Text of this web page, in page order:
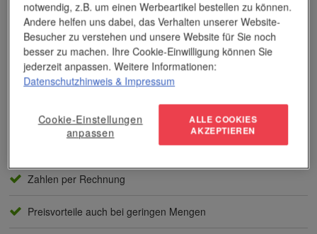
Das Unternehmen verfügt über jahrzehntelange Erfahrung im
Bereich der Werbemittelveredelung und im Werbeartikel-Markt.
Dieses Wissen kommt unseren Kunden tagtäglich zugute,
insbesondere wenn es um professionellenWerbedruck und
andere Veredelungsverfahren geht.
Zahlen per Rechnung
Preisvorteile auch bei geringen Mengen
notwendig, z.B. um einen Werbeartikel bestellen zu können.
Andere helfen uns dabei, das Verhalten unserer Website-
Besucher zu verstehen und unsere Website für Sie noch
besser zu machen. Ihre Cookie-Einwilligung können Sie
jederzeit anpassen. Weitere Informationen:
Datenschutzhinweis & Impressum
Cookie-Einstellungen
anpassen
ALLE COOKIES
AKZEPTIEREN